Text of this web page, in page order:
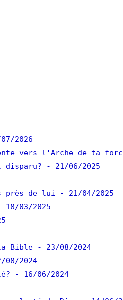
2026
vers l'Arche de ta
- 21/06/2025
près de lui
- 21/04/2025
18/03/2025
Bible
- 23/08/2024
08/2024
- 16/06/2024